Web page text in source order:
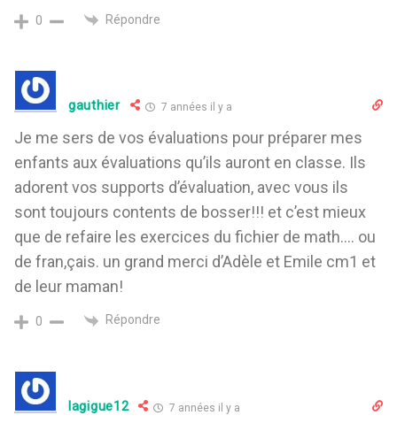
0 Répondre
gauthier 7 années il y a
Je me sers de vos évaluations pour préparer mes
enfants aux évaluations qu’ils auront en classe. Ils
adorent vos supports d’évaluation, avec vous ils
sont toujours contents de bosser!!! et c’est mieux
que de refaire les exercices du fichier de math…. ou
de fran,çais. un grand merci d’Adèle et Emile cm1 et
de leur maman!
0 Répondre
lagigue12 7 années il y a